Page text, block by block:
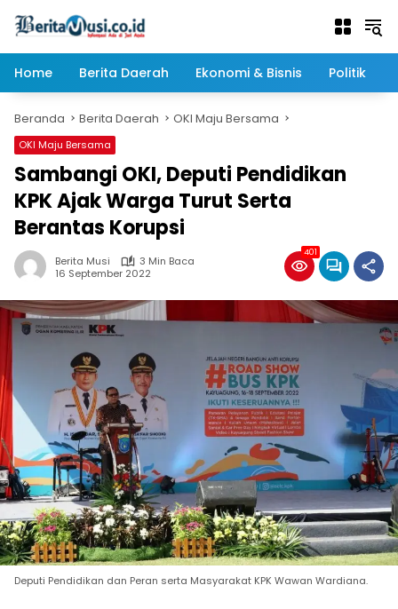
Home
Berita Daerah Ekonomi & Bisnis Politik
Beranda Berita Daerah OKI Maju Bersama
OKI Maju Bersama
Sambangi OKI, Deputi Pendidikan
KPK Ajak Warga Turut Serta
Berantas Korupsi
Berita Musi
3 Min Baca
16 September 2022
401
Deputi Pendidikan dan Peran serta Masyarakat KPK Wawan Wardiana.